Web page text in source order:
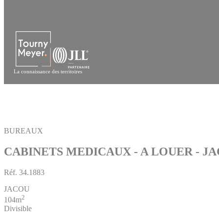
La connaissance des territoires
BUREAUX
CABINETS MEDICAUX - A LOUER -
Réf. 34.1883
JACOU
104m2
Divisible